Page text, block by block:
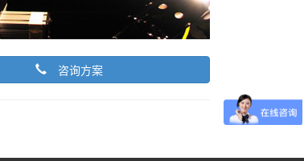
咨询方案